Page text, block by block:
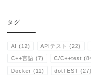
タグ
AI (12) APIテスト (22)
C++言語 (7) C/C++test
Docker (11) dotTEST (27)